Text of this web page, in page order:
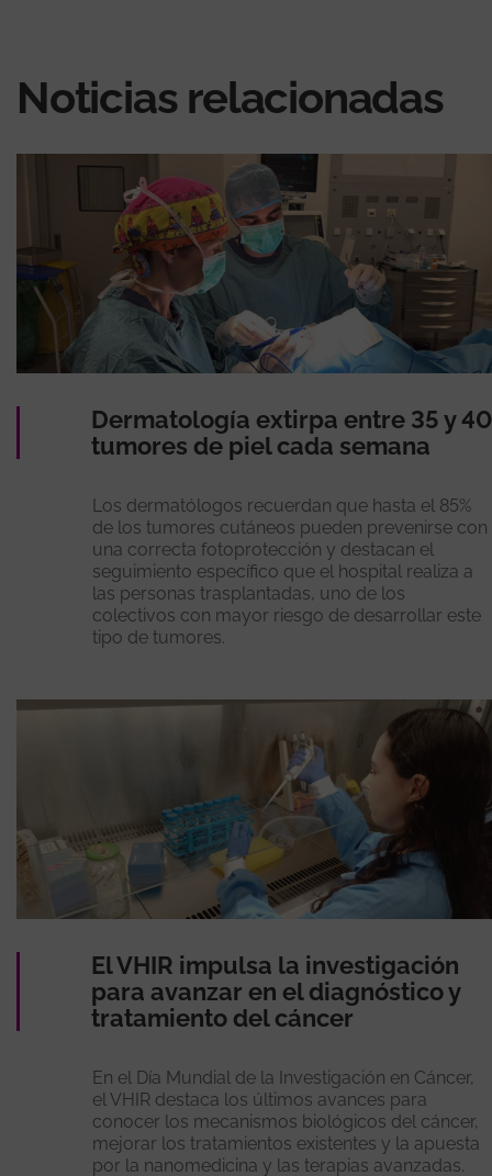
Noticias relacionadas
Dermatología extirpa entre 35 y 40
tumores de piel cada semana
Los dermatólogos recuerdan que hasta el 85%
de los tumores cutáneos pueden prevenirse con
una correcta fotoprotección y destacan el
seguimiento específico que el hospital realiza a
las personas trasplantadas, uno de los
colectivos con mayor riesgo de desarrollar este
tipo de tumores.
El VHIR impulsa la investigación
para avanzar en el diagnóstico y
tratamiento del cáncer
En el Día Mundial de la Investigación en Cáncer,
el VHIR destaca los últimos avances para
conocer los mecanismos biológicos del cáncer,
mejorar los tratamientos existentes y la apuesta
por la nanomedicina y las terapias avanzadas.